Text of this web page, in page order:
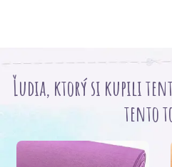
Ľudia, ktorý si kupili
tento